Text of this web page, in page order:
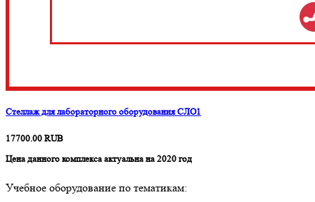
Стеллаж для лабораторного оборудования СЛО1
17700.00 RUB
Цена данного комплекса актуальна на 2020 год
Учебное оборудование по тематикам: